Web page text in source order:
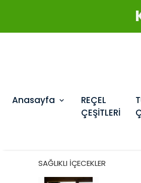
Anasayfa
REÇEL
ÇEŞİTLERİ
SAĞLIKLI İÇECEKLER